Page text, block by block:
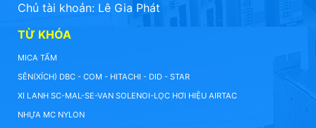
Chủ tài khoản: Lê Gia Phát
TỪ KHÓA
MICA TẤM
SÊN(XÍCH) DBC - COM - HITACHI - DID - STAR
XI LANH SC-MAL-SE-VAN SOLENOI-LỌC HƠI HIỆU AIRTAC
NHỰA MC NYLON